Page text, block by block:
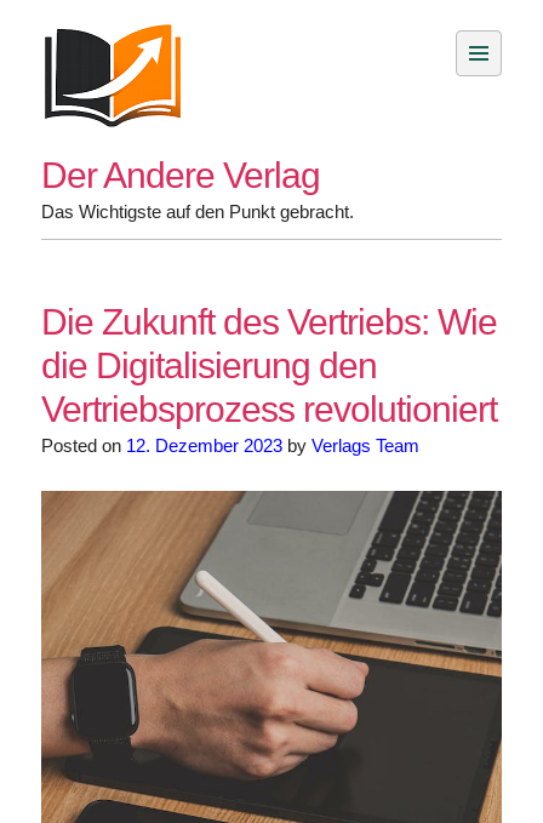
Der Andere Verlag
Das Wichtigste auf den Punkt gebracht.
Die Zukunft des Vertriebs: Wie
die Digitalisierung den
Vertriebsprozess revolutioniert
Posted on 12. Dezember 2023by Verlags Team